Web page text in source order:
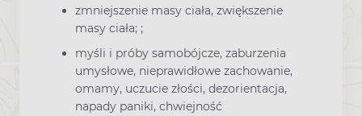
zmniejszenie masy ciała, zwiększenie
masy ciała; ;
myśli i próby samobójcze, zaburzenia
umysłowe, nieprawidłowe zachowanie,
omamy, uczucie złości, dezorientacja,
napady paniki, chwiejność